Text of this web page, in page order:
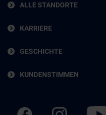
ALLE STANDORTE
KARRIERE
GESCHICHTE
KUNDENSTIMMEN